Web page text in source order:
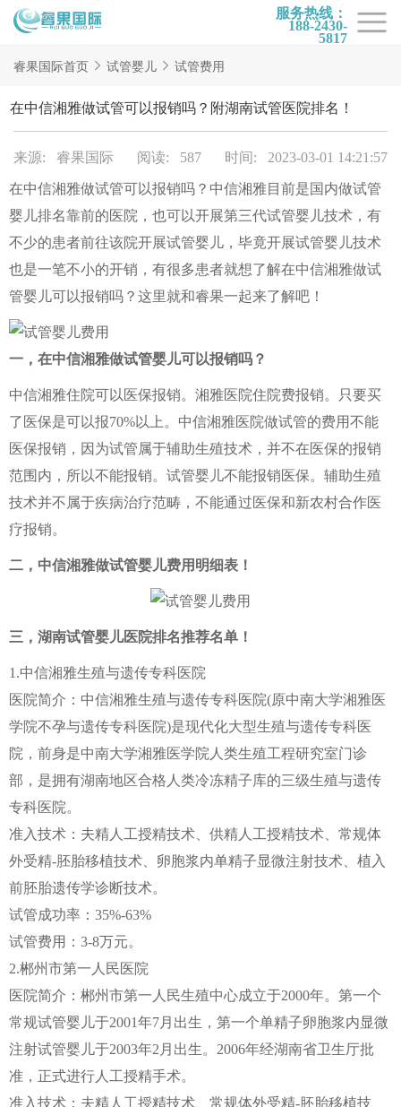
服务热线：
188-2430-
5817
首页
试管项目
试管百科
试管医院
睿果国际
睿果国际首页 试管婴儿 试管费用
在中信湘雅做试管可以报销吗？附湖南试管医院排名！
来源: 睿果国际 阅读: 587 时间: 2023-03-01 14:21:57
在中信湘雅做试管可以报销吗？中信湘雅目前是国内做试管
婴儿排名靠前的医院，也可以开展第三代试管婴儿技术，有
不少的患者前往该院开展试管婴儿，毕竟开展试管婴儿技术
也是一笔不小的开销，有很多患者就想了解在中信湘雅做试
管婴儿可以报销吗？这里就和睿果一起来了解吧！
一，在中信湘雅做试管婴儿可以报销吗？
中信湘雅住院可以医保报销。湘雅医院住院费报销。只要买
了医保是可以报70%以上。中信湘雅医院做试管的费用不能
医保报销，因为试管属于辅助生殖技术，并不在医保的报销
范围内，所以不能报销。试管婴儿不能报销医保。辅助生殖
技术并不属于疾病治疗范畴，不能通过医保和新农村合作医
疗报销。
二，中信湘雅做试管婴儿费用明细表！
三，湖南试管婴儿医院排名推荐名单！
1.中信湘雅生殖与遗传专科医院
医院简介：中信湘雅生殖与遗传专科医院(原中南大学湘雅医
学院不孕与遗传专科医院)是现代化大型生殖与遗传专科医
院，前身是中南大学湘雅医学院人类生殖工程研究室门诊
部，是拥有湖南地区合格人类冷冻精子库的三级生殖与遗传
专科医院。
准入技术：夫精人工授精技术、供精人工授精技术、常规体
外受精-胚胎移植技术、卵胞浆内单精子显微注射技术、植入
前胚胎遗传学诊断技术。
试管成功率：35%-63%
试管费用：3-8万元。
2.郴州市第一人民医院
医院简介：郴州市第一人民生殖中心成立于2000年。第一个
常规试管婴儿于2001年7月出生，第一个单精子卵胞浆内显微
注射试管婴儿于2003年2月出生。2006年经湖南省卫生厅批
准，正式进行人工授精手术。
准入技术：夫精人工授精技术、常规体外受精-胚胎移植技